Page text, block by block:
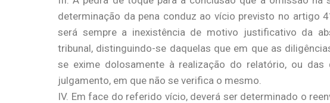
determinação da pena conduz ao vício previsto no artigo
será sempre a inexistência de motivo justificativo da
tribunal, distinguindo-se daquelas que em que as
se exime dolosamente à realização do relatório, ou das
julgamento, em que não se verifica o mesmo.
IV. Em face do referido vício, deverá ser determinado o